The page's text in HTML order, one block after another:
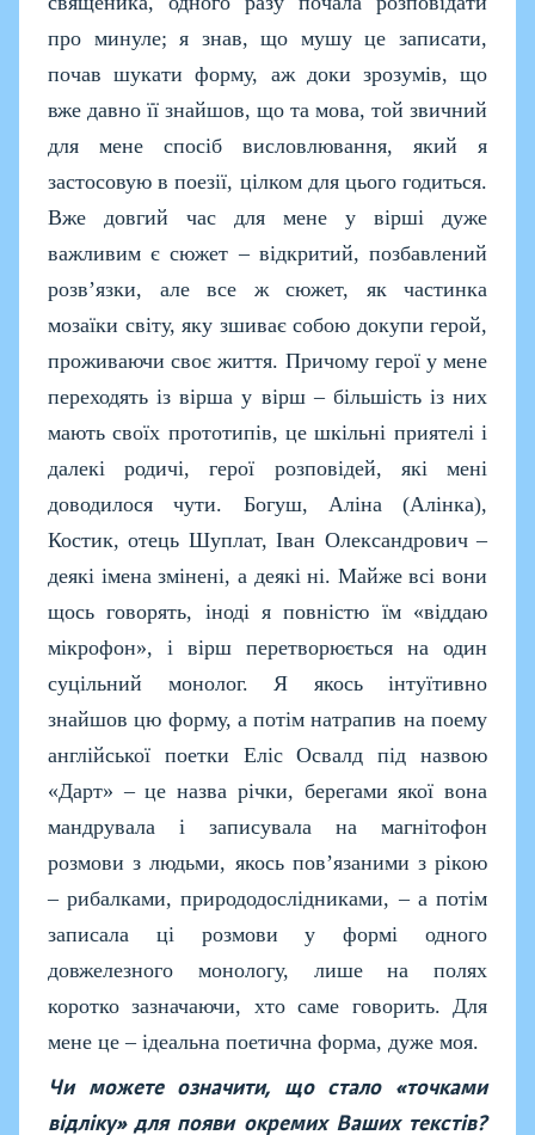
про минуле; я знав, що мушу це записати,
почав шукати форму, аж доки зрозумів, що
вже давно її знайшов, що та мова, той звичний
для мене спосіб висловлювання, який я
застосовую в поезії, цілком для цього годиться.
Вже довгий час для мене у вірші дуже
важливим є сюжет – відкритий, позбавлений
розв’язки, але все ж сюжет, як частинка
мозаїки світу, яку зшиває собою докупи герой,
проживаючи своє життя. Причому герої у мене
переходять із вірша у вірш – більшість із них
мають своїх прототипів, це шкільні приятелі і
далекі родичі, герої розповідей, які мені
доводилося чути. Богуш, Аліна (Алінка),
Костик, отець Шуплат, Іван Олександрович –
деякі імена змінені, а деякі ні. Майже всі вони
щось говорять, іноді я повністю їм «віддаю
мікрофон», і вірш перетворюється на один
суцільний монолог. Я якось інтуїтивно
знайшов цю форму, а потім натрапив на поему
англійської поетки Еліс Освалд під назвою
«Дарт» – це назва річки, берегами якої вона
мандрувала і записувала на магнітофон
розмови з людьми, якось пов’язаними з рікою
– рибалками, природодослідниками, – а потім
записала ці розмови у формі одного
довжелезного монологу, лише на полях
коротко зазначаючи, хто саме говорить. Для
мене це – ідеальна поетична форма, дуже моя.
Чи можете означити, що стало «точками
відліку» для появи окремих Ваших текстів?